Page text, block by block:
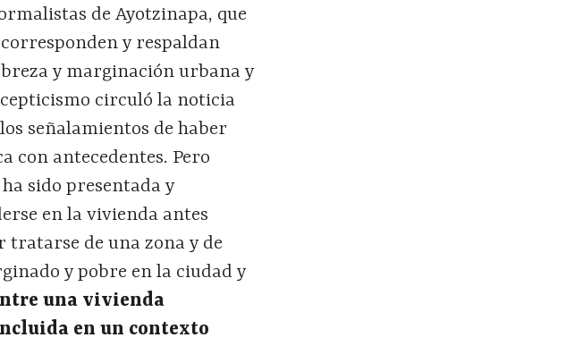
de Ayotzinapa, que
y respaldan
y marginación urbana y
circuló la noticia
señalamientos de haber
con antecedentes. Pero
sido presentada y
en la vivienda antes
tratarse de una zona y de
y pobre en la ciudad y
una vivienda
en un contexto